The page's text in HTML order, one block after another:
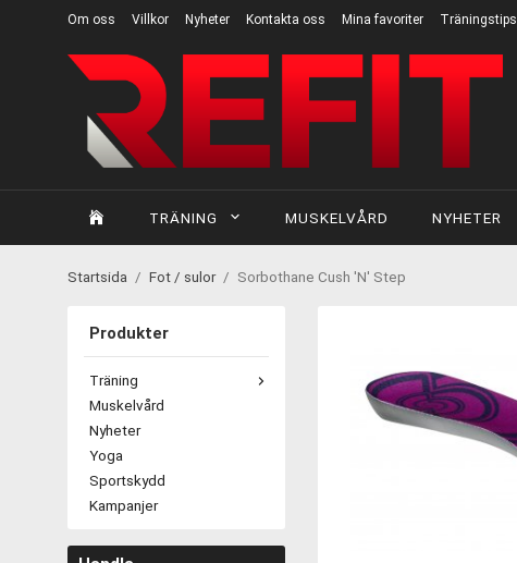
Om oss Villkor Nyheter Kontakta oss Mina favoriter Träningstips
TRÄNING MUSKELVÅRD NYHETER
Startsida / Fot / sulor / Sorbothane Cush 'N' Step
Produkter
Träning
Muskelvård
Nyheter
Yoga
Sportskydd
Kampanjer